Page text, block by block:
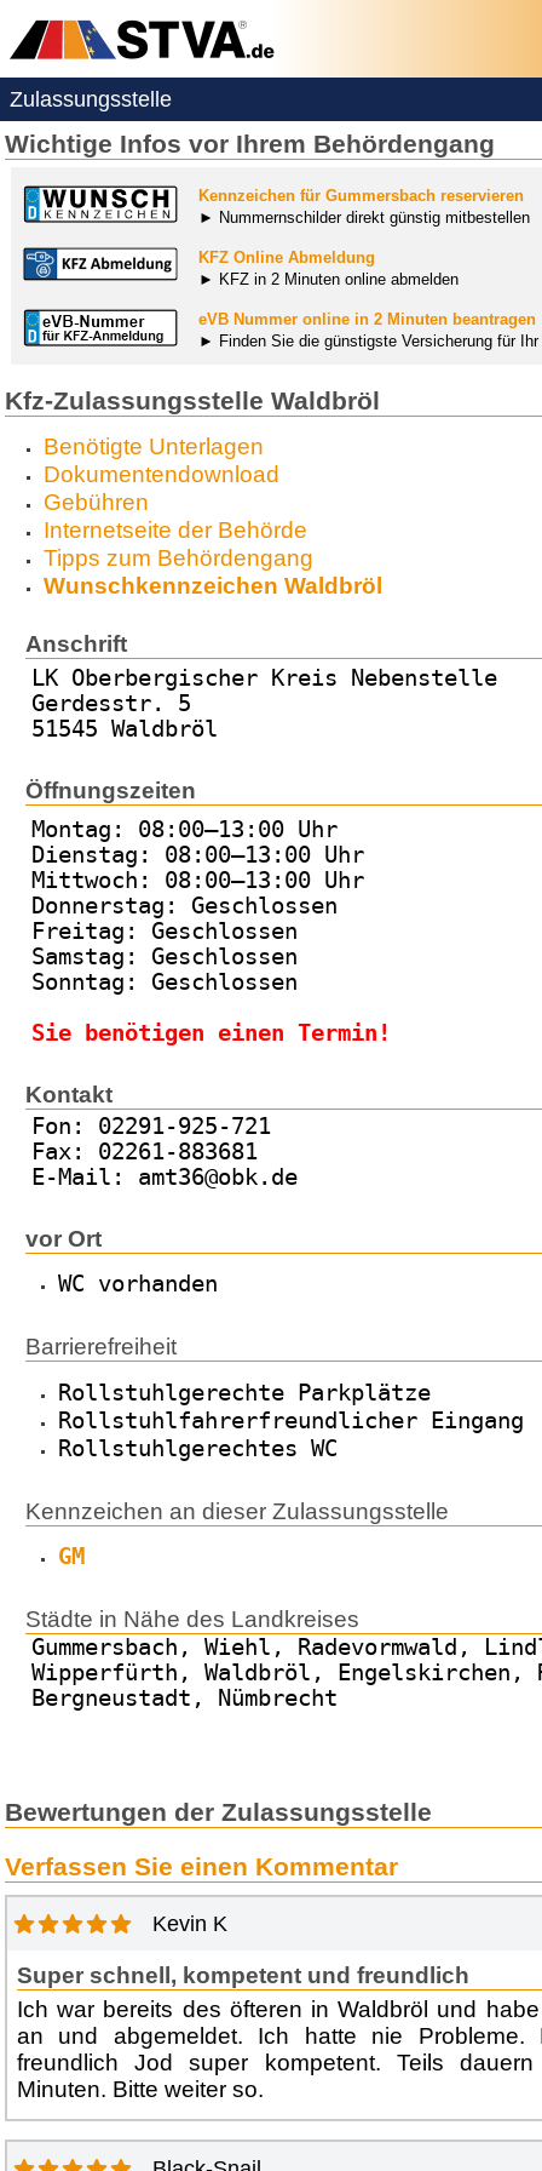
Zulassungsstelle
Wichtige Infos vor Ihrem Behördengang
Kennzeichen für Gummersbach reservieren
► Nummernschilder direkt günstig mitbestellen
KFZ Online Abmeldung
► KFZ in 2 Minuten online abmelden
eVB Nummer online in 2 Minuten beantragen
► Finden Sie die günstigste Versicherung für
Kfz-Zulassungsstelle Waldbröl
Benötigte Unterlagen
Dokumentendownload
Gebühren
Internetseite der Behörde
Tipps zum Behördengang
Wunschkennzeichen Waldbröl
Anschrift
LK Oberbergischer Kreis Nebenstelle
Gerdesstr. 5
51545 Waldbröl
Öffnungszeiten
Montag: 08:00–13:00 Uhr
Dienstag: 08:00–13:00 Uhr
Mittwoch: 08:00–13:00 Uhr
Donnerstag: Geschlossen
Freitag: Geschlossen
Samstag: Geschlossen
Sonntag: Geschlossen
Sie benötigen einen Termin!
Kontakt
Fon: 02291-925-721
Fax: 02261-883681
E-Mail: amt36@obk.de
vor Ort
WC vorhanden
Barrierefreiheit
Rollstuhlgerechte Parkplätze
Rollstuhlfahrerfreundlicher Eingang
Rollstuhlgerechtes WC
Kennzeichen an dieser Zulassungsstelle
GM
Städte in Nähe des Landkreises
Gummersbach, Wiehl, Radevormwald,
Wipperfürth, Waldbröl, Engelskirchen,
Bergneustadt, Nümbrecht
Bewertungen der Zulassungsstelle
Verfassen Sie einen Kommentar
Kevin K
Super schnell, kompetent und freundlich
Ich war bereits des öfteren in Waldbröl und
an und abgemeldet. Ich hatte nie Probleme.
freundlich Jod super kompetent. Teils
Minuten. Bitte weiter so.